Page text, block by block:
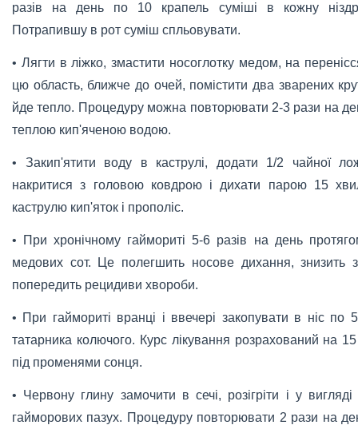
разів на день по 10 крапель суміші в кожну
Потрапившу в рот суміш спльовувати.
• Лягти в ліжко, змастити носоглотку медом, на
цю область, ближче до очей, помістити два зварених
йде тепло. Процедуру можна повторювати 2-3 рази на
теплою кип'яченою водою.
• Закип'ятити воду в каструлі, додати 1/2 чайної
накритися з головою ковдрою і дихати парою 15
каструлю кип'яток і прополіс.
• При хронічному гаймориті 5-6 разів на день
медових сот. Це полегшить носове дихання, знизить
попередить рецидиви хвороби.
• При гаймориті вранці і ввечері закопувати в ніс по
татарника колючого. Курс лікування розрахований на
під променями сонця.
• Червону глину замочити в сечі, розігріти і у
гайморових пазух. Процедуру повторювати 2 рази на